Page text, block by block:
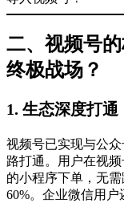
二、视频号
终极战场？
1. 生态深度打
视频号已实现与公
路打通。用户在视
的小程序下单，无
60%。企业微信用